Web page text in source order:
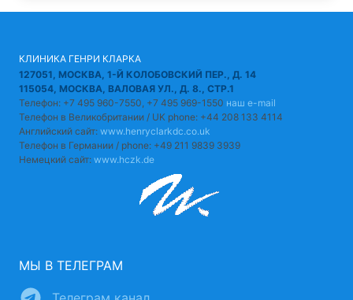
КЛИНИКА ГЕНРИ КЛАРКА
127051, МОСКВА, 1-Й КОЛОБОВСКИЙ ПЕР., Д. 14
115054, МОСКВА, ВАЛОВАЯ УЛ., Д. 8., СТР.1
Телефон: +7 495 960-7550, +7 495 969-1550 наш e-mail
Телефон в Великобритании / UK phone: +44 208 133 4114
Английский сайт: www.henryclarkdc.co.uk
Телефон в Германии / phone: +49 211 9839 3939
Немецкий сайт: www.hczk.de
МЫ В ТЕЛЕГРАМ